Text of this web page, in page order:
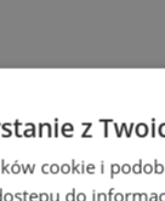
z
cookie i
do